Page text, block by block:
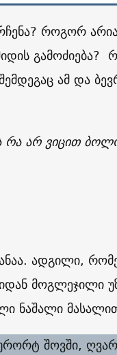
როგორ
გამოძიება?
ამ და ბევრ
რა არ ვიცით
ადგილი,
მოგლეჯილი
ნაშალი
შოვში,